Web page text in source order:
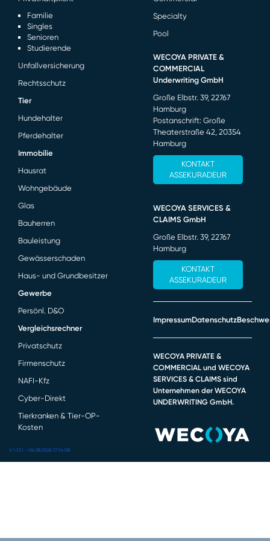
Familie
Singles
Senioren
Studierende
Unfallversicherung
Rechtsschutz
Tier
Hundehalter
Pferdehalter
Immobilie
Hausrat
Wohngebäude
Glas
Bauherren
Bauleistung
Gewässerschaden
Haus- und Grundbesitzer
Gewerbe
Persönl. D&O
Vergleichsrechner
Privatschutz
Firmenschutz
NAFI-Kfz
Cyber-Direkt
Tierkranken & Tier-OP-
Kosten
Specialty
Pool
WECOYA PRIVATE &
COMMERCIAL
Underwriting GmbH
Große Elbstr. 39, 22767
Hamburg
Postanschrift: Große
Theaterstraße 42, 20354
Hamburg
KONTAKT
ASSEKURADEUR
WECOYA SERVICES &
CLAIMS GmbH
Große Elbstr. 39, 22767
Hamburg
KONTAKT
ASSEKURADEUR
ImpressumDatenschutz
WECOYA PRIVATE &
COMMERCIAL und WECOYA
SERVICES & CLAIMS sind
Unternehmen der WECOYA
UNDERWRITING GmbH.
V 1.13.1 - 06.08.2026 17:14:08